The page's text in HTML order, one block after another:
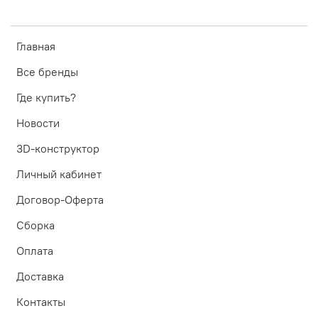
Главная
Все бренды
Где купить?
Новости
3D-конструктор
Личный кабинет
Договор-Оферта
Сборка
Оплата
Доставка
Контакты